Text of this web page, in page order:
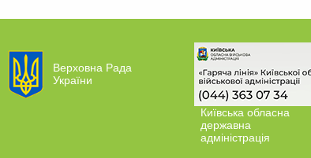
Верховна Рада
України
Київська обласна
державна
адміністрація